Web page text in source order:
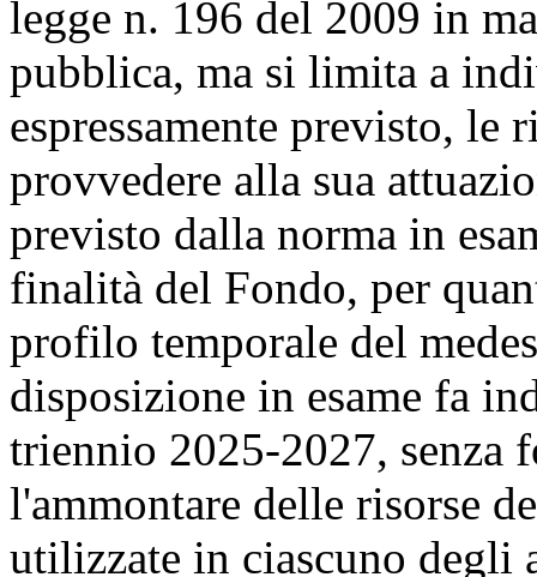
legge n. 196 del 2009 in
pubblica, ma si limita a
espressamente previsto, le
provvedere alla sua
previsto dalla norma in
finalità del Fondo, per
profilo temporale del
disposizione in esame fa
triennio 2025-2027, senza
l'ammontare delle risorse
utilizzate in ciascuno degli